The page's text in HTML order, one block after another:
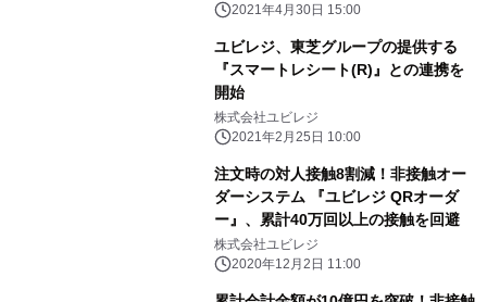
2021年4月30日 15:00
ユビレジ、東芝グループの提供する
『スマートレシート(R)』との連携を
開始
株式会社ユビレジ
2021年2月25日 10:00
注文時の対人接触8割減！非接触オー
ダーシステム 『ユビレジ QRオーダ
ー』、累計40万回以上の接触を回避
株式会社ユビレジ
2020年12月2日 11:00